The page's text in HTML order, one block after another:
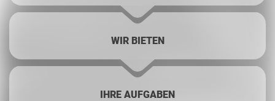
WIR BIETEN
IHRE AUFGABEN